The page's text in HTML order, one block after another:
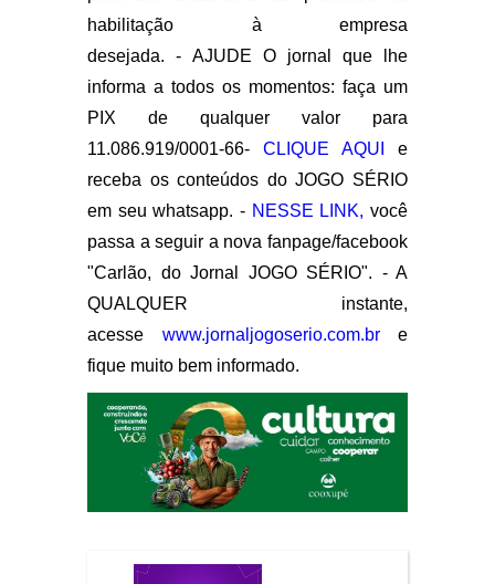
habilitação à empresa
desejada. - AJUDE O jornal que lhe
informa a todos os momentos: faça um
PIX de qualquer valor para
11.086.919/0001-66- CLIQUE AQUI
e
receba os conteúdos do JOGO SÉRIO
em seu whatsapp. - NESSE LINK, você
passa a seguir a nova fanpage/facebook
"Carlão, do Jornal JOGO SÉRIO". - A
QUALQUER instante,
acesse www.jornaljogoserio.com.bre
fique muito bem informado.